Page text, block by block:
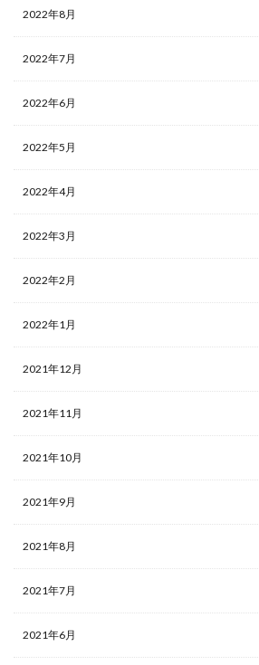
2022年8月
2022年7月
2022年6月
2022年5月
2022年4月
2022年3月
2022年2月
2022年1月
2021年12月
2021年11月
2021年10月
2021年9月
2021年8月
2021年7月
2021年6月